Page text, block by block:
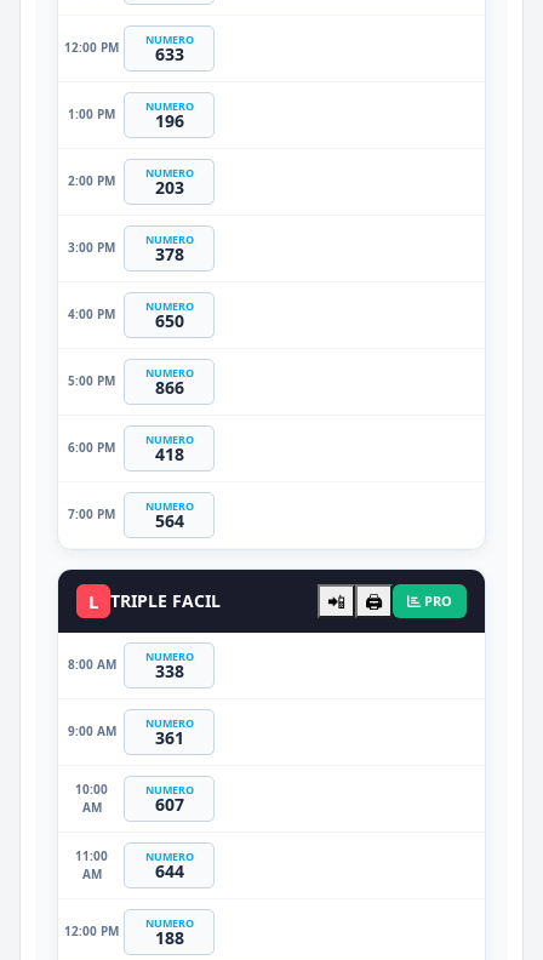
12:00 PM NUMERO
633
1:00 PM NUMERO
196
2:00 PM NUMERO
203
3:00 PM NUMERO
378
4:00 PM NUMERO
650
5:00 PM NUMERO
866
6:00 PM NUMERO
418
7:00 PM NUMERO
564
L TRIPLE FACIL 📲 🖨️ PRO
8:00 AM NUMERO
338
9:00 AM NUMERO
361
10:00
AM
NUMERO
607
11:00
AM
NUMERO
644
12:00 PM NUMERO
188